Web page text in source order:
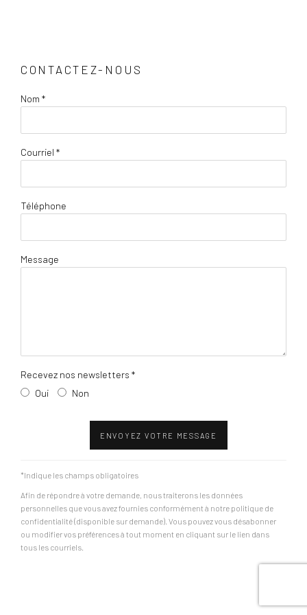
CONTACTEZ-NOUS
Nom *
Courriel *
Téléphone
Message
Recevez nos newsletters *
Oui
Non
ENVOYEZ VOTRE MESSAGE
*Indique les champs obligatoires
Afin de répondre à votre demande, nous traiterons les données
personnelles que vous avez fournies conformément à notre politique de
confidentialité (disponible sur demande). Vous pouvez vous désabonner
ou modifier vos préférences à tout moment en cliquant sur le lien dans
tous les courriels.